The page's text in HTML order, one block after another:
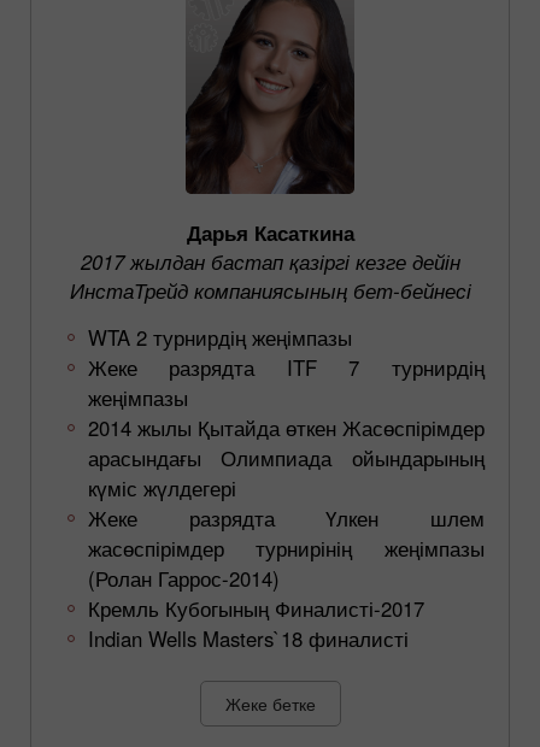
Дарья Касаткина
2017 жылдан бастап қазіргі кезге дейін
ИнстаТрейд компаниясының бет-бейнесі
WTA 2 турнирдің жеңімпазы
Жеке разрядта ITF 7 турнирдің
жеңімпазы
2014 жылы Қытайда өткен Жасөспірімдер
арасындағы Олимпиада ойындарының
күміс жүлдегері
Жеке разрядта Үлкен шлем
жасөспірімдер турнирінің жеңімпазы
(Ролан Гаррос-2014)
Кремль Кубогының Финалисті-2017
Indian Wells Masters`18 финалисті
Жеке бетке